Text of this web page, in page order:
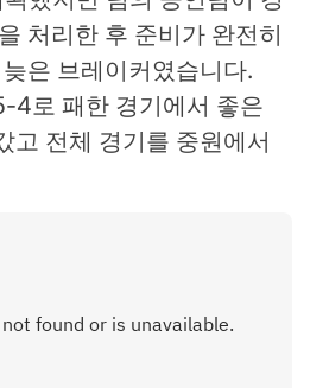
처리한 후 준비가 완전히
은 브레이커였습니다.
4로 패한 경기에서 좋은
고 전체 경기를 중원에서